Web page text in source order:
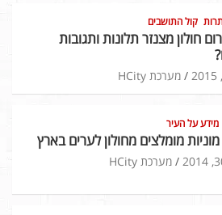
קול התושבים
חולון מצנזר תלונות ותגובות
מערכת HCity
מידע על העיר
מומלצים מחולון לערים בארץ
מערכת HCity